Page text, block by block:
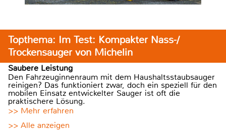
Topthema: Im Test: Kompakter Nass-/
Trockensauger von Michelin
Saubere Leistung
Den Fahrzeuginnenraum mit dem Haushaltsstaubsauger
reinigen? Das funktioniert zwar, doch ein speziell für den
mobilen Einsatz entwickelter Sauger ist oft die
praktischere Lösung.
>> Mehr erfahren
>> Alle anzeigen